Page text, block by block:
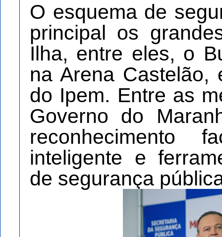
O esquema de
principal os
Ilha, entre eles, o
na Arena Castelão,
do Ipem. Entre as
Governo do
reconhecimento
inteligente e
de segurança